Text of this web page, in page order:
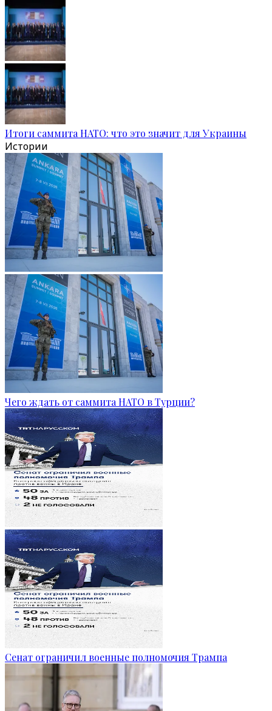
Итоги саммита НАТО: что это значит для Украины
Истории
Чего ждать от саммита НАТО в Турции?
Сенат ограничил военные полномочия Трампа